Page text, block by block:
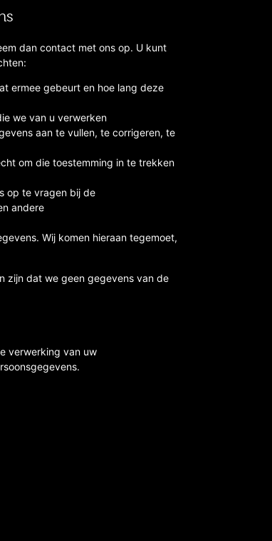
dan contact met ons op. U kunt
ermee gebeurt en hoe lang deze
we van u verwerken
aan te vullen, te corrigeren, te
om die toestemming in te trekken
op te vragen bij de
andere
Wij komen hieraan tegemoet,
zijn dat we geen gegevens van de
verwerking van uw